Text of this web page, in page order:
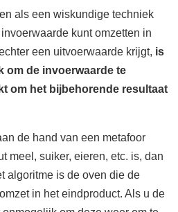
als een wiskundige techniek
kunt omzetten in
een uitvoerwaarde krijgt, is
om de invoerwaarde te
om het bijbehorende resultaat
de hand van een metafoor
meel, suiker, eieren, etc. is, dan
algoritme is de oven die de
in het eindproduct. Als u de